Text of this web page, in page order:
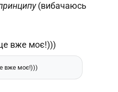
(вибачаюсь
вже моє!)))